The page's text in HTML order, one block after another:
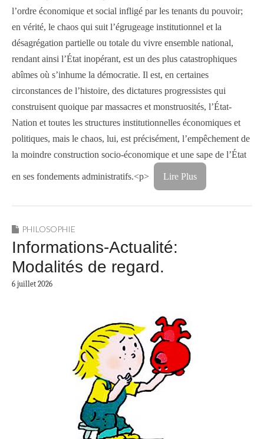
l’ordre économique et social infligé par les tenants du pouvoir;
en vérité, le chaos qui suit l’égrugeage institutionnel et la
désagrégation partielle ou totale du vivre ensemble national,
rendant ainsi l’État inopérant, est un des plus catastrophiques
abîmes où s’inhume la démocratie. Il est, en certaines
circonstances de l’histoire, des dictatures progressistes qui
construisent quoique par massacres et monstruosités, l’État-
Nation et toutes les structures institutionnelles économiques et
politiques, mais le chaos, lui, est précisément, l’empêchement de
la moindre construction socio-économique et une sape de l’État
en ses fondements administratifs.<p> Lire Plus
PHILOSOPHIE
Informations-Actualité:
Modalités de regard.
6 juillet 2026